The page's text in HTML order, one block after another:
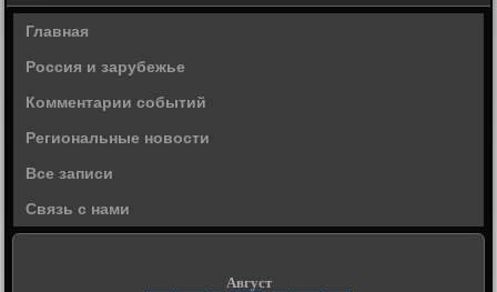
Главная
Россия и зарубежье
Комментарии событий
Региональные новости
Все записи
Связь с нами
Август